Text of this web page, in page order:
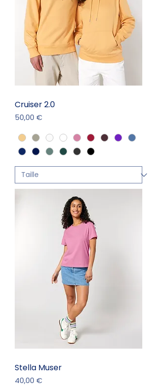
Cruiser 2.0
Prix
50,00 €
Stella Muser
Prix
40,00 €